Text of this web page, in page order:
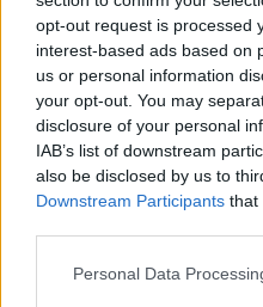
opt-out request is processed
interest-based ads based on
us or personal information
your opt-out. You may
disclosure of your personal
IAB’s list of downstream
also be disclosed by us to
Downstream Participants that
Personal Data
bet į Lietuvą
– kiek piliečių
prarasti?